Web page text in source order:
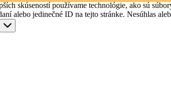
skúseností používame technológie, ako sú
alebo jedinečné ID na tejto stránke. Nesúhlas